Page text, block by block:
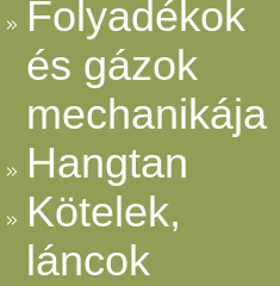
Folyadékok
és gázok
mechanikája
Hangtan
Kötelek,
láncok